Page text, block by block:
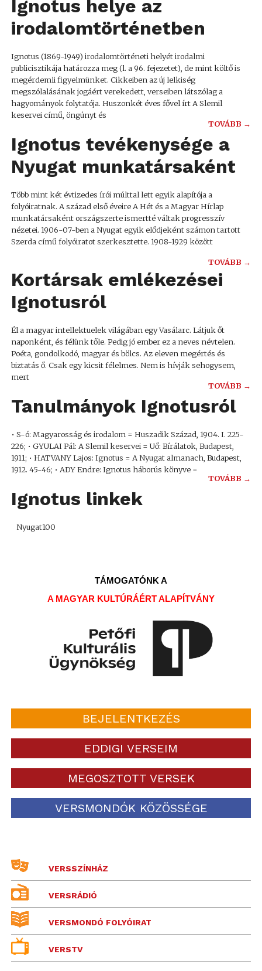
Ignotus helye az
irodalomtörténetben
Ignotus (1869-1949) irodalomtörténeti helyét irodalmi
publicisztikája határozza meg (l. a 96. fejezetet), de mint költő is
megérdemli figyelmünket. Cikkeiben az új lelkiség
megszólalásának jogáért verekedett, verseiben látszólag a
hagyományok folytatója. Huszonkét éves fővel írt A Slemil
keservei című, öngúnyt és
TOVÁBB →
Ignotus tevékenysége a
Nyugat munkatársaként
Több mint két évtizedes írói múlttal lett egyik alapítója a
folyóiratnak. A század első éveire A Hét és a Magyar Hírlap
munkatársaként országszerte ismertté váltak progresszív
nézetei. 1906-07-ben a Nyugat egyik elődjeként számon tartott
Szerda című folyóiratot szerkesztette. 1908-1929 között
TOVÁBB →
Kortársak emlékezései
Ignotusról
Él a magyar intellektuelek világában egy Vasálarc. Látjuk őt
naponként, és félünk tőle. Pedig jó ember ez a neves névtelen.
Poéta, gondolkodó, magyar és bölcs. Az eleven megértés és
biztatás ő. Csak egy kicsit félelmes. Nem is hívják sehogysem,
mert
TOVÁBB →
Tanulmányok Ignotusról
• S-ó: Magyarosság és irodalom = Huszadik Század, 1904. I. 225-
226; • GYULAI Pál: A Slemil keservei = Uő: Bírálatok, Budapest,
1911; • HATVANY Lajos: Ignotus = A Nyugat almanach, Budapest,
1912. 45-46; • ADY Endre: Ignotus háborús könyve =
TOVÁBB →
Ignotus linkek
Nyugat100
TÁMOGATÓNK A
A MAGYAR KULTÚRÁÉRT ALAPÍTVÁNY
BEJELENTKEZÉS
EDDIGI VERSEIM
MEGOSZTOTT VERSEK
VERSMONDÓK KÖZÖSSÉGE
VERSSZÍNHÁZ
VERSRÁDIÓ
VERSMONDÓ FOLYÓIRAT
VERSTV